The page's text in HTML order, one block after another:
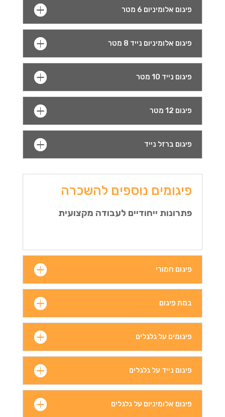
פיגום אלומיניום 6 מטר
פיגום אלומיניום נייד 8 מטר
פיגום נייד 10 מטר
פיגום 12 מטר
פיגום ברזל נייד
פיגומים נוספים להשכרה
פתרונות ייחודיים לעבודה מקצועית
פיגום חמורי
במת פיגום
פיגומים על גלגלים
פיגום נייד על גלגלים
פיגום אלומיניום על גלגלים